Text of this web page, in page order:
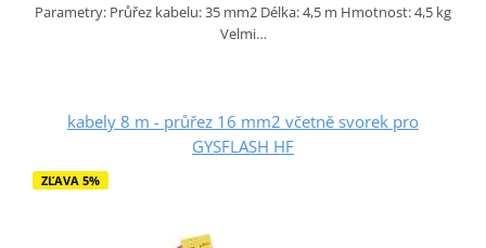
Parametry: Průřez kabelu: 35 mm2 Délka: 4,5 m Hmotnost: 4,5 kg
Velmi…
kabely 8 m - průřez 16 mm2 včetně svorek pro
GYSFLASH HF
ZĽAVA 5%